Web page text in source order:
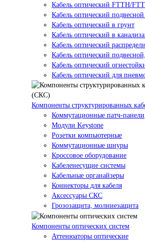
Кабель оптический FTTH/
Кабель оптический
Кабель оптический в грунт
Кабель оптический в
Кабель оптический
Кабель оптический
Кабель оптический
Кабель оптический для
Компоненты структурированных
Коммутационные патч-панели
Модули Keystone
Розетки компьютерные
Коммутационные шнуры
Кроссовое оборудование
Кабеленесущие системы
Кабельные органайзеры
Коннекторы для кабеля
Аксессуары СКС
Грозозащита, молниезащита
Компоненты оптических систем
Аттенюаторы оптические